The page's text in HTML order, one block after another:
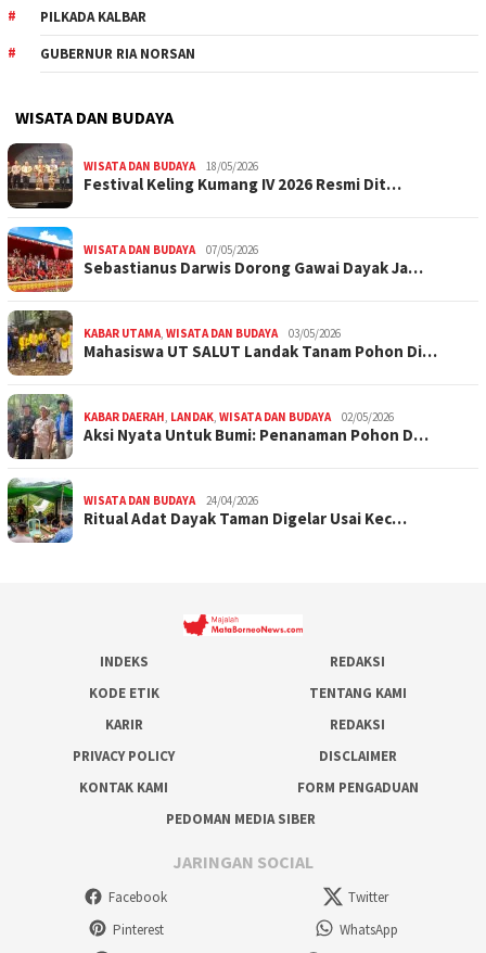
PILKADA KALBAR
GUBERNUR RIA NORSAN
WISATA DAN BUDAYA
WISATA DAN BUDAYA 18/05/2026
Festival Keling Kumang IV 2026 Resmi Dit…
WISATA DAN BUDAYA 07/05/2026
Sebastianus Darwis Dorong Gawai Dayak Ja…
KABAR UTAMA, WISATA DAN BUDAYA 03/05/2026
Mahasiswa UT SALUT Landak Tanam Pohon Di…
KABAR DAERAH, LANDAK, WISATA DAN BUDAYA 02/05/2026
Aksi Nyata Untuk Bumi: Penanaman Pohon D…
WISATA DAN BUDAYA 24/04/2026
Ritual Adat Dayak Taman Digelar Usai Kec…
INDEKS
REDAKSI
KODE ETIK
TENTANG KAMI
KARIR
REDAKSI
PRIVACY POLICY
DISCLAIMER
KONTAK KAMI
FORM PENGADUAN
PEDOMAN MEDIA SIBER
JARINGAN SOCIAL
Facebook
Twitter
Pinterest
WhatsApp